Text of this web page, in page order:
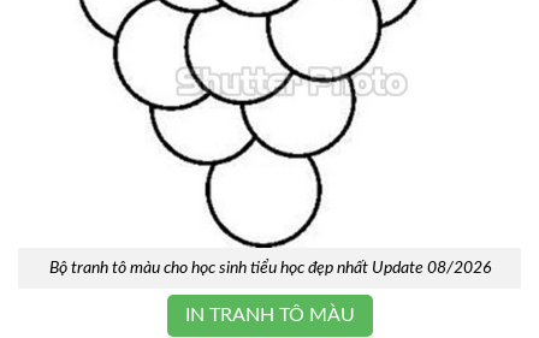
Bộ tranh tô màu cho học sinh tiểu học đẹp nhất Update 08/2026
IN TRANH TÔ MÀU